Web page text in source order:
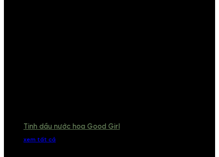
Tinh dầu nước hoa Good Girl
xem tất cả